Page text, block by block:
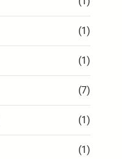
(1)
(1)
(7)
(1)
(1)